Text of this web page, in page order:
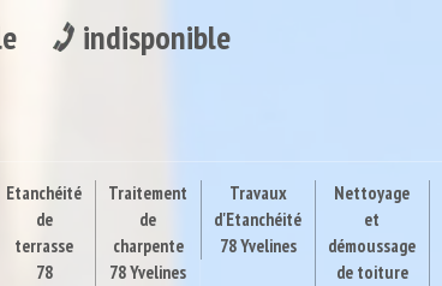
indisponible
Etanchéité
de
terrasse
78
Traitement
de
charpente
78 Yvelines
Travaux
d'Etanchéité
78 Yvelines
Nettoyage
et
démoussage
de toiture